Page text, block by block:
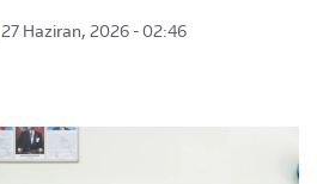
27 Haziran, 2026 - 02:46